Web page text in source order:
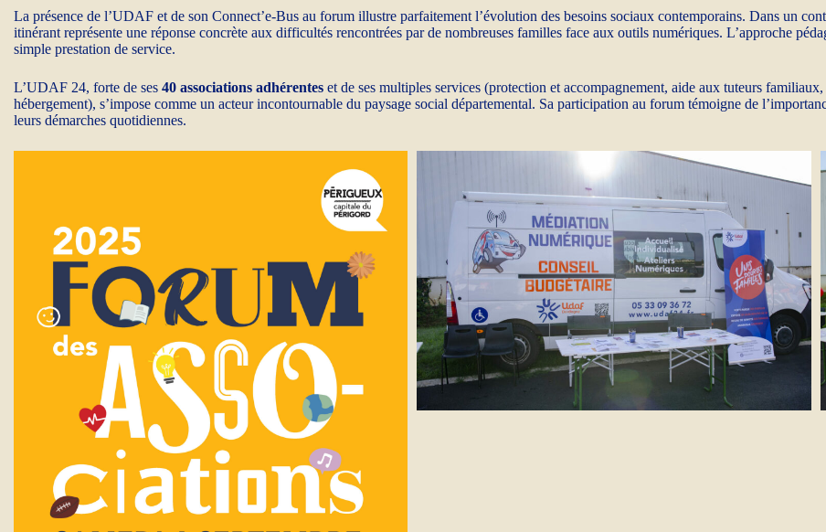
La présence de l’UDAF et de son Connect’e-Bus au forum illustre parfaitement l’évolution des besoins sociaux contemporains. Dans un
itinérant représente une réponse concrète aux difficultés rencontrées par de nombreuses familles face aux outils numériques. L’approche
simple prestation de service.
L’UDAF 24, forte de ses 40 associations adhérentes et de ses multiples services (protection et accompagnement, aide aux tuteurs
hébergement), s’impose comme un acteur incontournable du paysage social départemental. Sa participation au forum témoigne de
leurs démarches quotidiennes.